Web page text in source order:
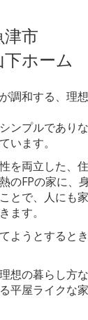
市
ホーム
調和する、理
ンプルであり
います。
を両立した、
のFPの家に、
とで、人にも
ます。
ようとすると
想の暮らし方
平屋ライクな